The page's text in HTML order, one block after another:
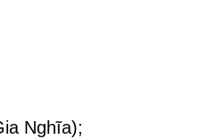
Nghĩa);